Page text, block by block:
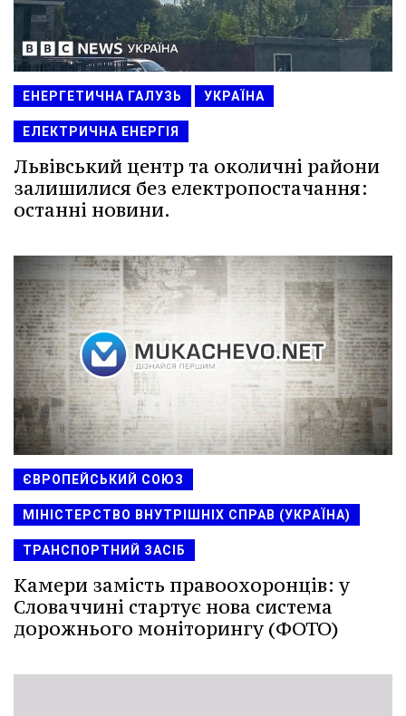
ЕНЕРГЕТИЧНА ГАЛУЗЬ УКРАЇНА
ЕЛЕКТРИЧНА ЕНЕРГІЯ
Львівський центр та околичні райони
залишилися без електропостачання:
останні новини.
ЄВРОПЕЙСЬКИЙ СОЮЗ
МІНІСТЕРСТВО ВНУТРІШНІХ СПРАВ (УКРАЇНА)
ТРАНСПОРТНИЙ ЗАСІБ
Камери замість правоохоронців: у
Словаччині стартує нова система
дорожнього моніторингу (ФОТО)